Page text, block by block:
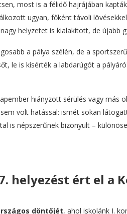
most is a félidő hajrájában
ugyan, főként távoli
helyzetet is kialakított, de újabb
a pálya szélén, de a
le is kísérték a labdarúgót a
hiányzott sérülés vagy más
volt hatással: ismét sokan
is népszerűnek bizonyult –
helyezést ért el a
döntőjét, ahol iskolánk I.